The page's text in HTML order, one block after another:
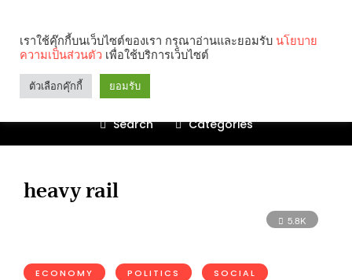
Search Categories
heavy rail
5.8K
ECONOMY POLITICS SOCIAL
เราใช้คุ๊กกี้บนเว็บไซต์ของเรา กรุณาอ่านและยอมรับ นโยบาย
ความเป็นส่วนตัว เพื่อใช้บริการเว็บไซต์
ตัวเลือกคุ๊กกี้ ยอมรับ